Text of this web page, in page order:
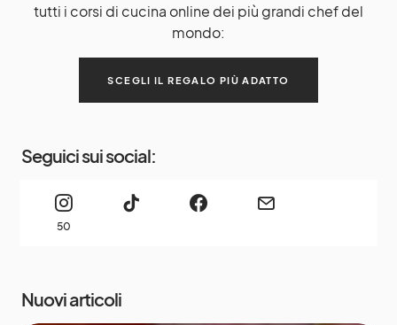
tutti i corsi di cucina online dei più grandi chef del
mondo:
SCEGLI IL REGALO PIÙ ADATTO
Seguici sui social:
50
Nuovi articoli